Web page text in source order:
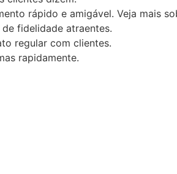
rápido e amigável. Veja mais
fidelidade atraentes.
regular com clientes.
rapidamente.